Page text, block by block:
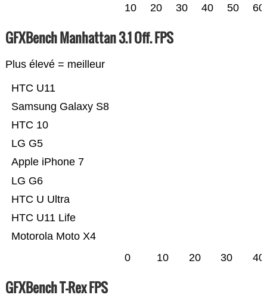
10 20 30 40 50 60
GFXBench Manhattan 3.1 Off. FPS
Plus élevé = meilleur
Motorola Moto X4
HTC U11 Life
HTC U Ultra
LG G6
Apple iPhone 7
LG G5
HTC 10
Samsung Galaxy S8
HTC U11
0 10 20 30 40
GFXBench T-Rex FPS